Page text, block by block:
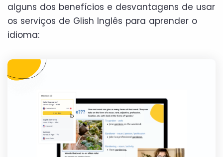
alguns dos benefícios e desvantagens de usar
os serviços de Glish Inglês para aprender o
idioma: